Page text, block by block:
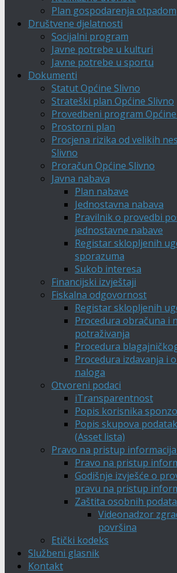
Plan gospodarenja otpadom
Društvene djelatnosti
Socijalni program
Javne potrebe u kulturi
Javne potrebe u sportu
Dokumenti
Statut Općine Slivno
Strateški plan Općine Slivno
Provedbeni program
Prostorni plan
Procjena rizika od velikih
Slivno
Proračun Općine Slivno
Javna nabava
Plan nabave
Jednostavna nabava
Pravilnik o provedbi
jednostavne nabave
Registar sklopljenih
sporazuma
Sukob interesa
Financijski izvještaji
Fiskalna odgovornost
Registar sklopljenih
Procedura obračuna i
potraživanja
Procedura
Procedura izdavanja i
naloga
Otvoreni podaci
iTransparentnost
Popis korisnika
Popis skupova
(Asset lista)
Pravo na pristup
Pravo na pristup
Godišnje izvješće o
pravu na pristup
Zaštita osobnih
Videonadzor
površina
Etički kodeks
Službeni glasnik
Kontakt